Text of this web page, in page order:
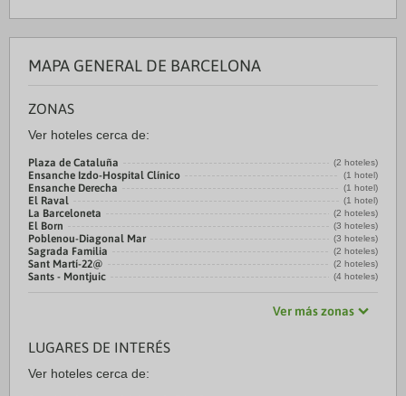
MAPA GENERAL DE BARCELONA
ZONAS
Ver hoteles cerca de:
Plaza de Cataluña (2 hoteles)
Ensanche Izdo-Hospital Clínico (1 hotel)
Ensanche Derecha (1 hotel)
El Raval (1 hotel)
La Barceloneta (2 hoteles)
El Born (3 hoteles)
Poblenou-Diagonal Mar (3 hoteles)
Sagrada Familia (2 hoteles)
Sant Martí-22@ (2 hoteles)
Sants - Montjuic (4 hoteles)
Ver más zonas
LUGARES DE INTERÉS
Ver hoteles cerca de: